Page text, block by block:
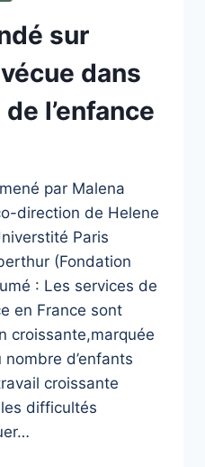
sur
dans
l’enfance
par Malena
direction de Helene
Paris
(Fondation
: Les services de
en France sont
croissante,marquée
nombre d’enfants
croissante
difficultés